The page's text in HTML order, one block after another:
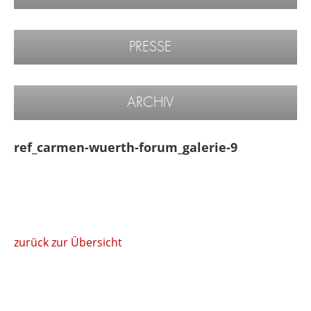
PRESSE
ARCHIV
ref_carmen-wuerth-forum_galerie-9
zurück zur Übersicht